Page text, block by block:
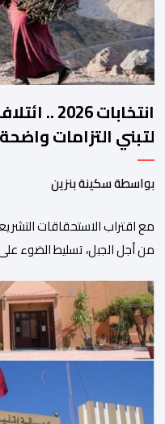
انتخابات
لتبني التزامات
بواسطة سكينة بنزين
من أجل الجبل، تسليط الضوء
المنتظرة، في إطار تعاقد
الوعود الانتخابية إلى التزامات